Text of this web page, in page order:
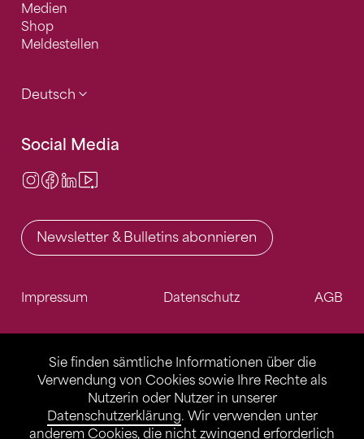
Sie finden sämtliche Informationen über die
Verwendung von Cookies sowie Ihre Rechte als
Nutzerin oder Nutzer in unserer
Datenschutzerklärung. Wir verwenden unter
anderem Cookies, die nicht zwingend erforderlich
Medien
Shop
Meldestellen
Deutsch
Social Media
Instagram
Facebook
LinkedIn
Newsletter & Bulletins abonnieren
Impressum Datenschutz AGB